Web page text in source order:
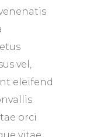
vel,
eleifend
orci
vitae